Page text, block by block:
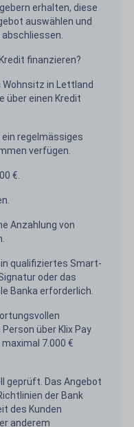
erhalten, diese
auswählen und
finanzieren?
in Lettland
über einen Kredit
regelmässiges
verfügen.
€.
Anzahlung von
qualifiziertes Smart-
oder das
Banka erforderlich.
über Klix Pay
maximal 7.000 €
geprüft. Das Angebot
der Bank
des Kunden
anderem